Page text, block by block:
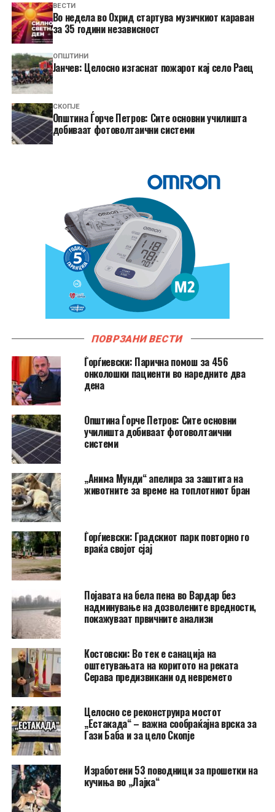
ВЕСТИ
Во недела во Охрид стартува музичкиот караван
за 35 години независност
ОПШТИНИ
Јанчев: Целосно изгаснат пожарот кај село Раец
СКОПЈЕ
Општина Ѓорче Петров: Сите основни училишта
добиваат фотоволтаични системи
ПОВРЗАНИ ВЕСТИ
Ѓорѓиевски: Парична помош за 456
онколошки пациенти во наредните два
дена
Општина Ѓорче Петров: Сите основни
училишта добиваат фотоволтаични
системи
„Анима Мунди“ апелира за заштита на
животните за време на топлотниот бран
Ѓорѓиевски: Градскиот парк повторно го
враќа својот сјај
Појавата на бела пена во Вардар без
надминување на дозволените вредности,
покажуваат првичните анализи
Костовски: Во тек е санација на
оштетувањата на коритото на реката
Серава предизвикани од невремето
Целосно се реконструира мостот
„Естакада“ – важна сообраќајна врска за
Гази Баба и за цело Скопје
Изработени 53 поводници за прошетки на
кучиња во „Лајка“